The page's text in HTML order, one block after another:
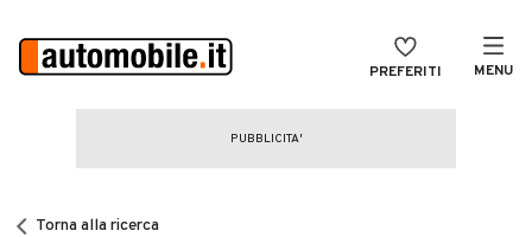
PREFERITI MENU
CERCA
Torna alla ricerca